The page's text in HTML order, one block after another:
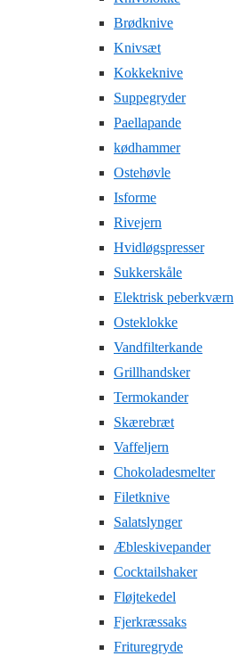
Brødknive
Knivsæt
Kokkeknive
Suppegryder
Paellapande
kødhammer
Ostehøvle
Isforme
Rivejern
Hvidløgspresser
Sukkerskåle
Elektrisk peberkværn
Osteklokke
Vandfilterkande
Grillhandsker
Termokander
Skærebræt
Vaffeljern
Chokoladesmelter
Filetknive
Salatslynger
Æbleskivepander
Cocktailshaker
Fløjtekedel
Fjerkræssaks
Frituregryde